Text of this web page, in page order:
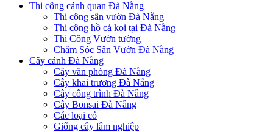
Thi công cảnh quan Đà Nẵng
Thi công sân vườn Đà Nẵng
Thi công hồ cá koi tại Đà Nẵng
Thi Công Vườn tường
Chăm Sóc Sân Vườn Đà Nẵng
Cây cảnh Đà Nẵng
Cây văn phòng Đà Nẵng
Cây khai trương Đà Nẵng
Cây công trình Đà Nẵng
Cây Bonsai Đà Nẵng
Các loại cỏ
Giống cây lâm nghiệp